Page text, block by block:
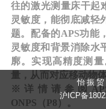
往的激光测量床干起
灵敏度，能彻底减轻
题。配备的APS功能
灵敏度和背景消除水
廓。实现高精度测
量，从而对应移动物
※详情请参阅
ONPS（P8）。
怡振
沪ICP备